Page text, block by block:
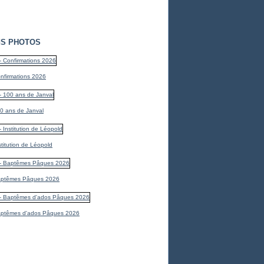
PHOTOS
2026
ans de Janval
de Léopold
Pâques 2026
d'ados Pâques 2026